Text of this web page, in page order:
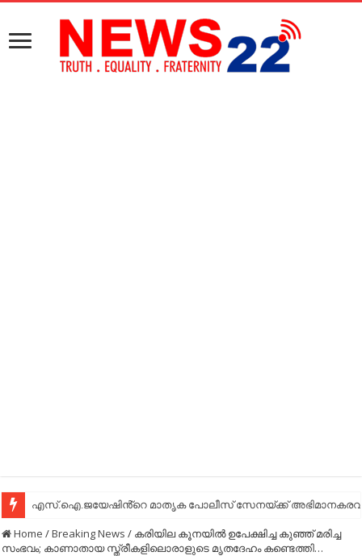
എസ്.ഐ.ജയേഷിൻ്റെ മാതൃക പോലീസ് സേനയ്ക്ക്
Home /Breaking News / കരിയില കൂനയില്‍ ഉപേക്ഷിച്ച കുഞ്ഞ് മരിച്ച
സംഭവം; കാണാതായ സ്ത്രീകളിലൊരാളുടെ മൃതദേഹം കണ്ടെത്തി…